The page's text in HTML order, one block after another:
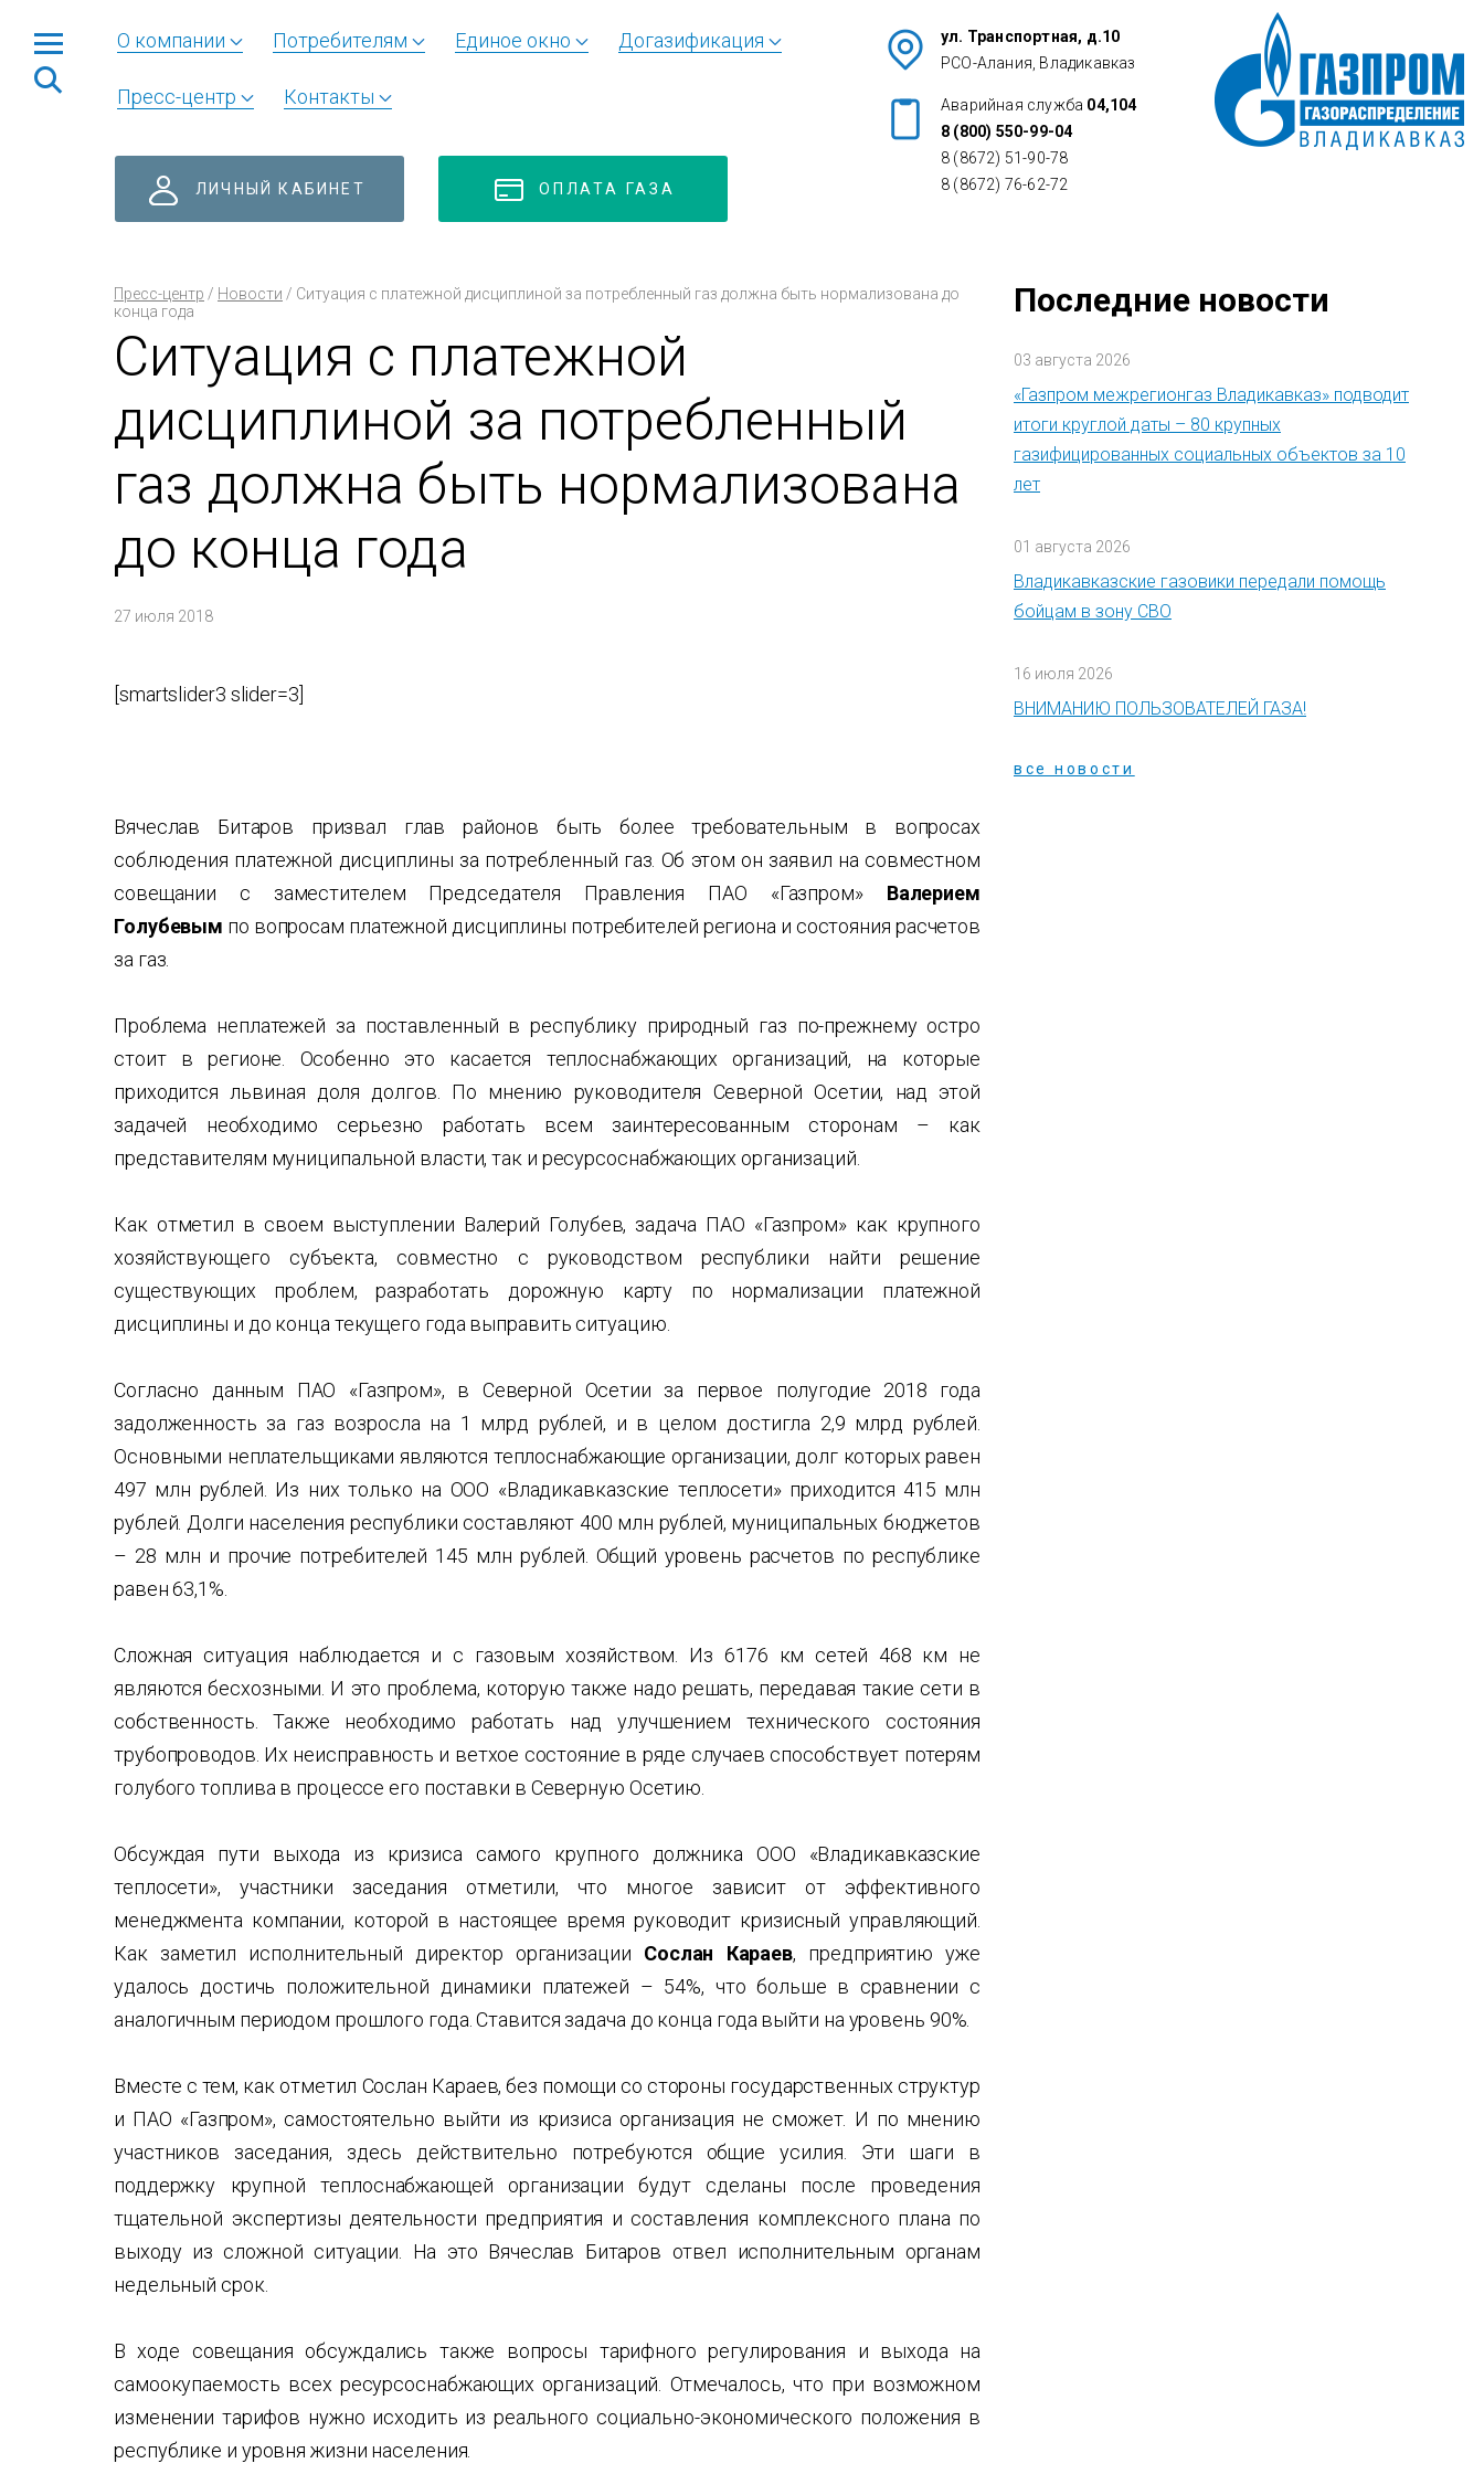
О компании Потребителям Единое окно Догазификация
Пресс-центр Контакты
ЛИЧНЫЙ КАБИНЕТ ОПЛАТА ГАЗА
ул. Транспортная, д.10
РСО-Алания, Владикавказ
Аварийная служба 04,104
8 (800) 550-99-04
8 (8672) 51-90-78
8 (8672) 76-62-72
Пресс-центр / Новости / Ситуация с платежной дисциплиной за потребленный газ должна быть нормализована до
конца года
Ситуация с платежной
дисциплиной за потребленный
газ должна быть нормализована
до конца года
27 июля 2018
[smartslider3 slider=3]
Вячеслав Битаров призвал глав районов быть более требовательным в вопросах
соблюдения платежной дисциплины за потребленный газ. Об этом он заявил на совместном
совещании с заместителем Председателя Правления ПАО «Газпром» Валерием
Голубевым по вопросам платежной дисциплины потребителей региона и состояния расчетов
за газ.
Проблема неплатежей за поставленный в республику природный газ по-прежнему остро
стоит в регионе. Особенно это касается теплоснабжающих организаций, на которые
приходится львиная доля долгов. По мнению руководителя Северной Осетии, над этой
задачей необходимо серьезно работать всем заинтересованным сторонам – как
представителям муниципальной власти, так и ресурсоснабжающих организаций.
Как отметил в своем выступлении Валерий Голубев, задача ПАО «Газпром» как крупного
хозяйствующего субъекта, совместно с руководством республики найти решение
существующих проблем, разработать дорожную карту по нормализации платежной
дисциплины и до конца текущего года выправить ситуацию.
Согласно данным ПАО «Газпром», в Северной Осетии за первое полугодие 2018 года
задолженность за газ возросла на 1 млрд рублей, и в целом достигла 2,9 млрд рублей.
Основными неплательщиками являются теплоснабжающие организации, долг которых равен
497 млн рублей. Из них только на ООО «Владикавказские теплосети» приходится 415 млн
рублей. Долги населения республики составляют 400 млн рублей, муниципальных бюджетов
– 28 млн и прочие потребителей 145 млн рублей. Общий уровень расчетов по республике
равен 63,1%.
Сложная ситуация наблюдается и с газовым хозяйством. Из 6176 км сетей 468 км не
являются бесхозными. И это проблема, которую также надо решать, передавая такие сети в
собственность. Также необходимо работать над улучшением технического состояния
трубопроводов. Их неисправность и ветхое состояние в ряде случаев способствует потерям
голубого топлива в процессе его поставки в Северную Осетию.
Обсуждая пути выхода из кризиса самого крупного должника ООО «Владикавказские
теплосети», участники заседания отметили, что многое зависит от эффективного
менеджмента компании, которой в настоящее время руководит кризисный управляющий.
Как заметил исполнительный директор организации Сослан Караев, предприятию уже
удалось достичь положительной динамики платежей – 54%, что больше в сравнении с
аналогичным периодом прошлого года. Ставится задача до конца года выйти на уровень 90%.
Вместе с тем, как отметил Сослан Караев, без помощи со стороны государственных структур
и ПАО «Газпром», самостоятельно выйти из кризиса организация не сможет. И по мнению
участников заседания, здесь действительно потребуются общие усилия. Эти шаги в
поддержку крупной теплоснабжающей организации будут сделаны после проведения
тщательной экспертизы деятельности предприятия и составления комплексного плана по
выходу из сложной ситуации. На это Вячеслав Битаров отвел исполнительным органам
недельный срок.
В ходе совещания обсуждались также вопросы тарифного регулирования и выхода на
самоокупаемость всех ресурсоснабжающих организаций. Отмечалось, что при возможном
изменении тарифов нужно исходить из реального социально-экономического положения в
республике и уровня жизни населения.
Последние новости
03 августа 2026
«Газпром межрегионгаз Владикавказ» подводит
итоги круглой даты – 80 крупных
газифицированных социальных объектов за 10
лет
01 августа 2026
Владикавказские газовики передали помощь
бойцам в зону СВО
16 июля 2026
ВНИМАНИЮ ПОЛЬЗОВАТЕЛЕЙ ГАЗА!
все новости